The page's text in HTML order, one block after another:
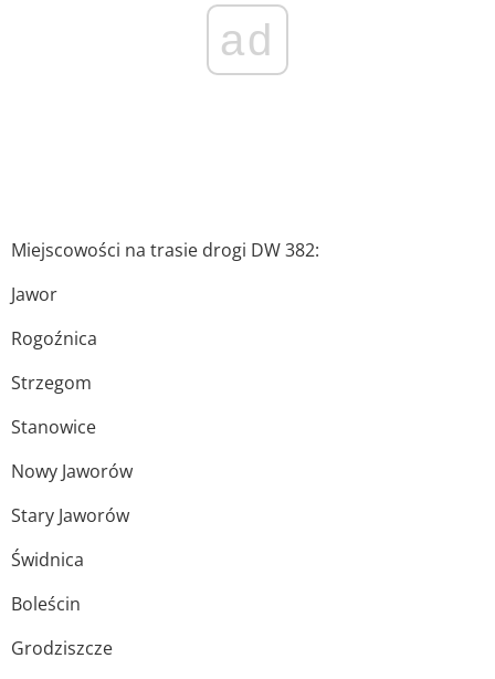
ad
Miejscowości na trasie drogi DW 382:
Jawor
Rogoźnica
Strzegom
Stanowice
Nowy Jaworów
Stary Jaworów
Świdnica
Boleścin
Grodziszcze